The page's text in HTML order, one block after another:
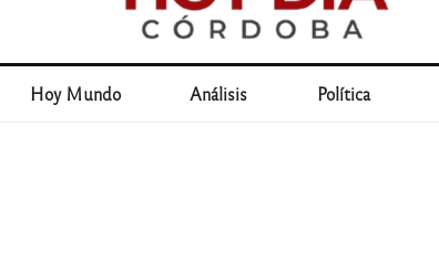
Hoy Mundo Análisis Política